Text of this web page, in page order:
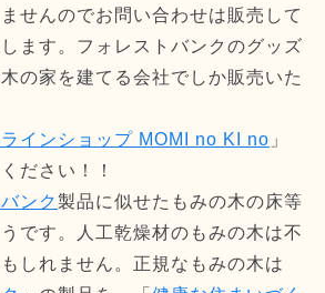
せんのでお問い合わせは販売して
ます。フォレストバンクのグッズ
の家を建てる会社でしか販売いた
インショップ MOMI no KI no 」
ださい！！
ンク製品に似せたもみの木の床等
です。人工乾燥材のもみの木は不
しれません。正規なもみの木は